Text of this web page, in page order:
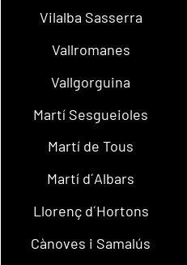
Vilalba Sasserra
Vallromanes
Vallgorguina
Martí Sesgueioles
Martí de Tous
Martí d´Albars
Llorenç d´Hortons
Cànoves i Samalús